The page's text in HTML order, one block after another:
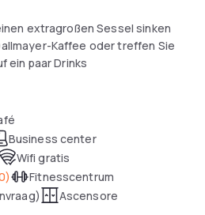
extragroßen Sessel sinken
Kaffee oder treffen Sie
ein paar Drinks
Business center
Wifi gratis
)
Fitnesscentrum
Ascensore